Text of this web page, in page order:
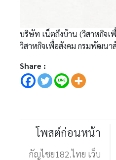
บริษัท เน็ตถึงบ้าน (วิสาหกิจเ
วิสาหกิจเพื่อสังคม กรมพัฒนา
Share :
โพสต์ก่อนหน้า
กัญไชย182.ไทย เว็บ